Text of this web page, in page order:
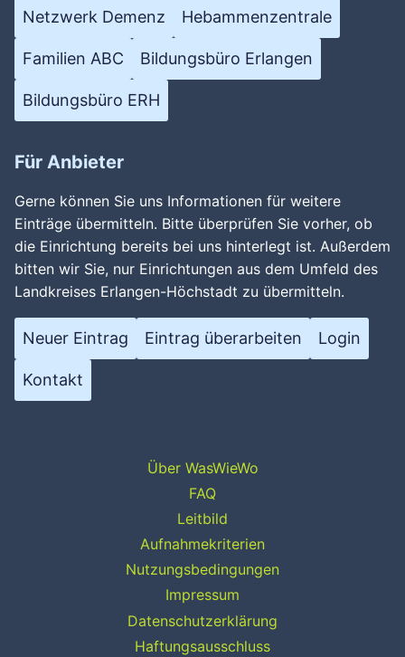
Netzwerk Demenz Hebammenzentrale
Familien ABC Bildungsbüro Erlangen
Bildungsbüro ERH
Für Anbieter
Gerne können Sie uns Informationen für weitere
Einträge übermitteln. Bitte überprüfen Sie vorher, ob
die Einrichtung bereits bei uns hinterlegt ist. Außerdem
bitten wir Sie, nur Einrichtungen aus dem Umfeld des
Landkreises Erlangen-Höchstadt zu übermitteln.
Neuer Eintrag Eintrag überarbeiten Login
Kontakt
Über WasWieWo
FAQ
Leitbild
Aufnahmekriterien
Nutzungsbedingungen
Impressum
Datenschutzerklärung
Haftungsausschluss